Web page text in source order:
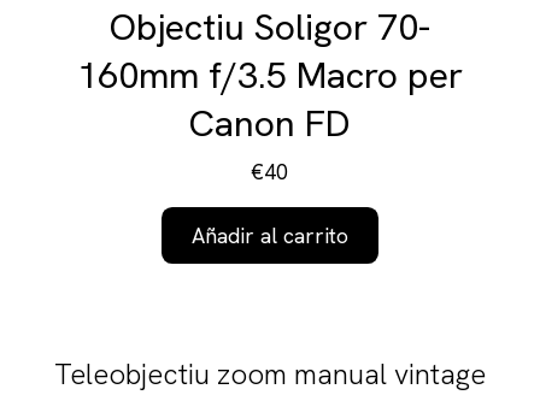
Objectiu Soligor 70-
160mm f/3.5 Macro per
Canon FD
€40
Añadir al carrito
Teleobjectiu zoom manual vintage